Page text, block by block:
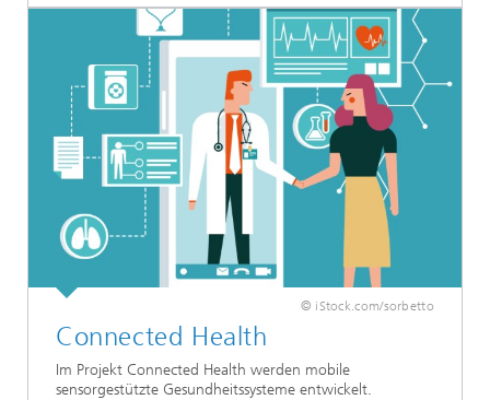
© iStock.com/sorbetto
Connected Health
Im Projekt Connected Health werden mobile
sensorgestützte Gesundheitssysteme entwickelt.